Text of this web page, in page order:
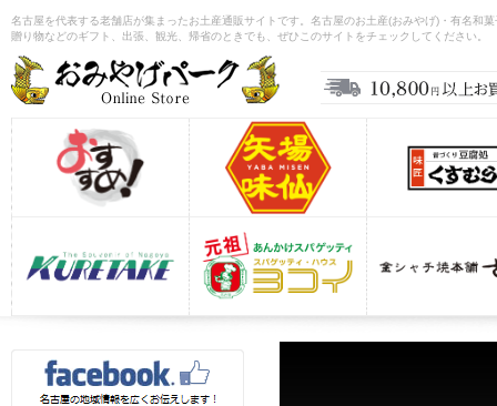
名古屋を代表する老舗店が集まったお土産通販サイトです。名古屋のお土産(おみやげ)・有名
贈り物などのギフト、出張、観光、帰省のときでも、ぜひこのサイトをチェックしてください。